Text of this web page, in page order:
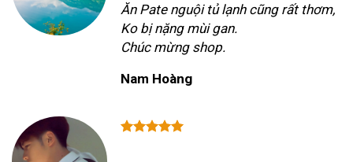
Ăn Pate nguội tủ lạnh cũng rất thơm,
Ko bị nặng mùi gan.
Chúc mừng shop.
Nam Hoàng